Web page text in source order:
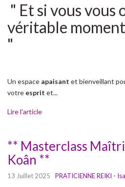
" Et si vous vous
véritable
"
Un espace apaisant et bienveillant
votre esprit et...
Lire l'article
** Masterclass
Koân **
13 Juillet 2025 PRATICIENNE REIKI -